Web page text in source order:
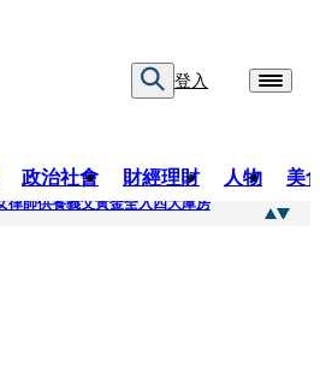
登入
政治社會 財經理財 人物 美
律師供養義父黃金全入四大庫房